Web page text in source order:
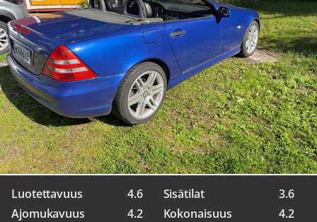
Luotettavuus
4.6
Ajomukavuus
4.2
Sisätilat
3.6
Kokonaisuus
4.2